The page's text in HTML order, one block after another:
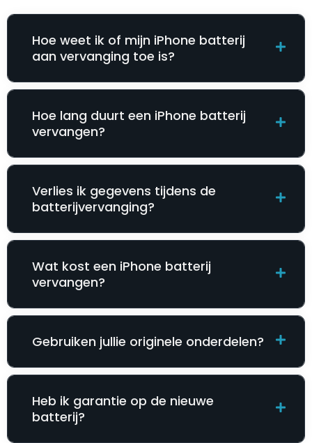
Hoe weet ik of mijn iPhone batterij
aan vervanging toe is?
Hoe lang duurt een iPhone batterij
vervangen?
Verlies ik gegevens tijdens de
batterijvervanging?
Wat kost een iPhone batterij
vervangen?
Gebruiken jullie originele onderdelen?
Heb ik garantie op de nieuwe
batterij?